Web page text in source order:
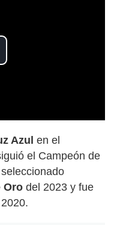
Azul en el
el Campeón de
Oro del 2023 y fue